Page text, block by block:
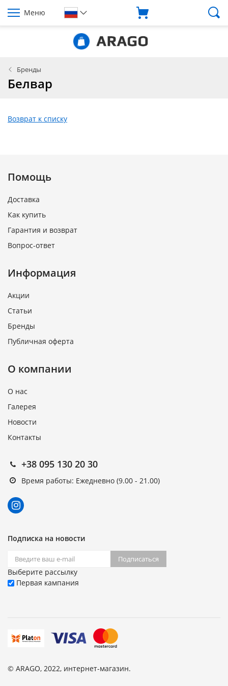
Меню
Бренды
Белвар
Возврат к списку
Помощь
Доставка
Как купить
Гарантия и возврат
Вопрос-ответ
Информация
Акции
Статьи
Бренды
Публичная оферта
О компании
О нас
Галерея
Новости
Контакты
+38 095 130 20 30
Время работы: Ежедневно (9.00 - 21.00)
Подписка на новости
Подписаться
Выберите рассылку
Первая кампания
© ARAGO, 2022, интернет-магазин.